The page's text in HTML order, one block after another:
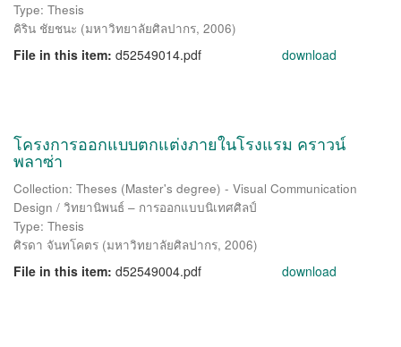
Type: Thesis
คิริน ชัยชนะ (มหาวิทยาลัยศิลปากร, 2006)
File in this item: d52549014.pdf download
โครงการออกแบบตกแต่งภายในโรงแรม คราวน์
พลาซ่า
Collection: Theses (Master's degree) - Visual Communication
Design / วิทยานิพนธ์ – การออกแบบนิเทศศิลป์
Type: Thesis
ศิรดา จันทโคตร (มหาวิทยาลัยศิลปากร, 2006)
File in this item: d52549004.pdf download